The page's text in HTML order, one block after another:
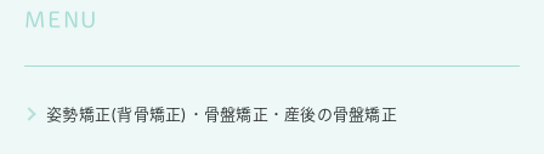
MENU
姿勢矯正(背骨矯正)・骨盤矯正・産後の骨盤矯正